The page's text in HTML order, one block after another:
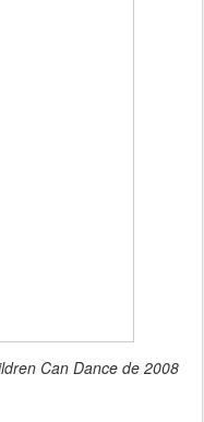
Can Dance de 2008